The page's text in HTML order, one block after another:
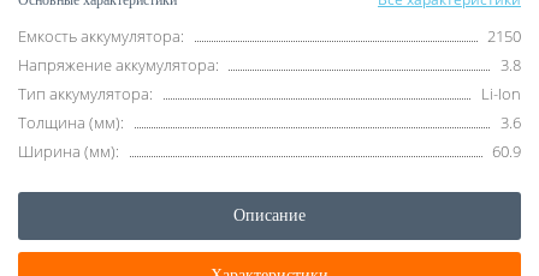
Емкость аккумулятора:
2150
Напряжение аккумулятора:
3.8
Тип аккумулятора:
Li-Ion
Толщина (мм):
3.6
Ширина (мм):
60.9
Описание